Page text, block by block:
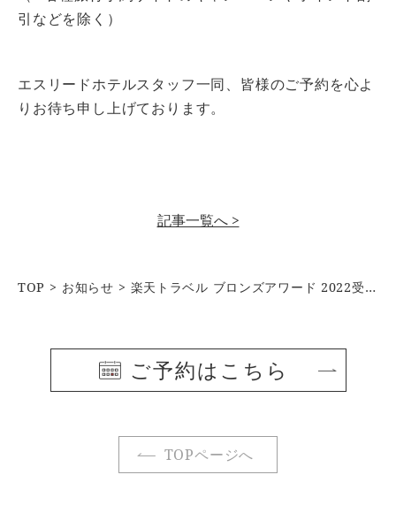
引などを除く）
エスリードホテルスタッフ一同、皆様のご予約を心よ
りお待ち申し上げております。
記事一覧へ >
TOP お知らせ 楽天トラベル ブロンズアワード 2022受賞のお知らせ
ご予約はこちら
TOPページへ